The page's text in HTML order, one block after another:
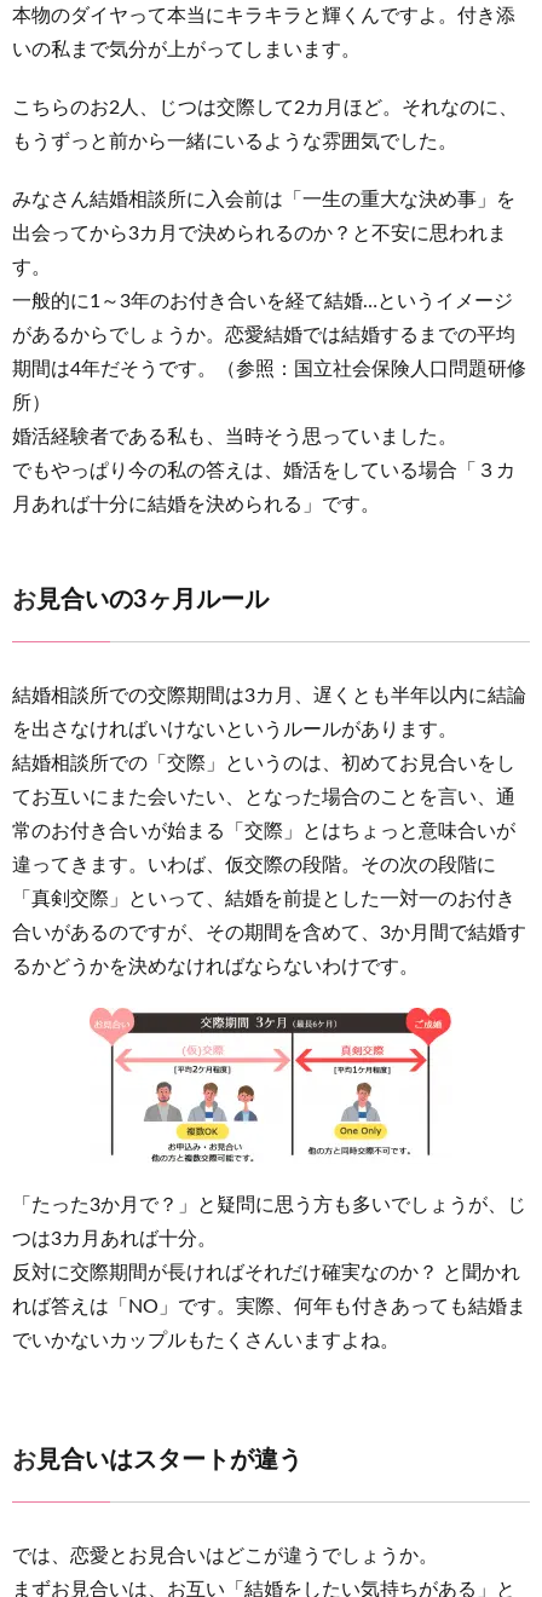
Writer
本物のダイヤって本当にキラキラと輝くんですよ。付き添
いの私まで気分が上がってしまいます。
こちらのお2人、じつは交際して2カ月ほど。それなのに、
もうずっと前から一緒にいるような雰囲気でした。
みなさん結婚相談所に入会前は「一生の重大な決め事」を
出会ってから3カ月で決められるのか？と不安に思われま
す。
一般的に1～3年のお付き合いを経て結婚…というイメージ
があるからでしょうか。恋愛結婚では結婚するまでの平均
期間は4年だそうです。（参照：国立社会保険人口問題研修
所）
婚活経験者である私も、当時そう思っていました。
でもやっぱり今の私の答えは、婚活をしている場合「３カ
月あれば十分に結婚を決められる」です。
お見合いの3ヶ月ルール
結婚相談所での交際期間は3カ月、遅くとも半年以内に結論
を出さなければいけないというルールがあります。
結婚相談所での「交際」というのは、初めてお見合いをし
てお互いにまた会いたい、となった場合のことを言い、通
常のお付き合いが始まる「交際」とはちょっと意味合いが
違ってきます。いわば、仮交際の段階。その次の段階に
「真剣交際」といって、結婚を前提とした一対一のお付き
合いがあるのですが、その期間を含めて、3か月間で結婚す
るかどうかを決めなければならないわけです。
「たった3か月で？」と疑問に思う方も多いでしょうが、じ
つは3カ月あれば十分。
反対に交際期間が長ければそれだけ確実なのか？ と聞かれ
れば答えは「NO」です。実際、何年も付きあっても結婚ま
でいかないカップルもたくさんいますよね。
お見合いはスタートが違う
では、恋愛とお見合いはどこが違うでしょうか。
まずお見合いは、お互い「結婚をしたい気持ちがある」と